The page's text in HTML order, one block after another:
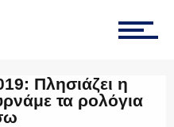
Πλησιάζει η
τα ρολόγια